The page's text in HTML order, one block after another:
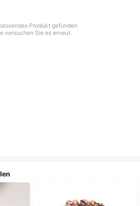
Produkt gefunden
versuchen Sie es erneut.